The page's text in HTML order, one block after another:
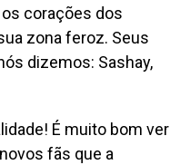
os corações dos
zona feroz. Seus
dizemos: Sashay,
É muito bom ver
fãs que a